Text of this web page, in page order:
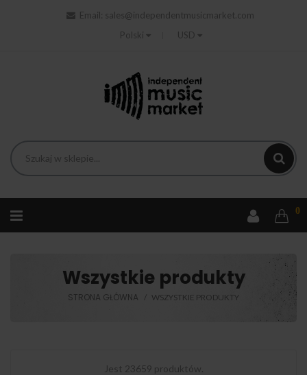
Email:
sales@independentmusicmarket.com
Polski
USD
0
Wszystkie produkty
STRONA GŁÓWNA WSZYSTKIE PRODUKTY
Jest 23659 produktów.